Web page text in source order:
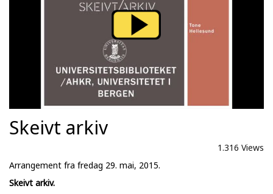
Skeivt arkiv
1.316 Views
Arrangement fra fredag 29. mai, 2015.
Skeivt arkiv.